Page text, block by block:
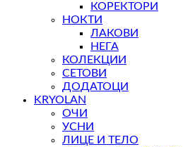
КОРЕКТОРИ
НОКТИ
ЛАКОВИ
НЕГА
КОЛЕКЦИИ
СЕТОВИ
ДОДАТОЦИ
KRYOLAN
ОЧИ
УСНИ
ЛИЦЕ И ТЕЛО